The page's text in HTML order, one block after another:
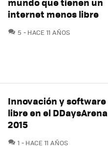
internet menos libre
5 COMENTARIOS
HACE 11 AÑOS
Innovación y software
libre en el DDaysArena
2015
1 COMENTARIOS
HACE 11 AÑOS